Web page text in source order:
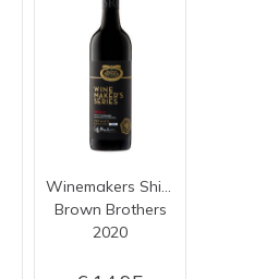
Brown Brothers
2020